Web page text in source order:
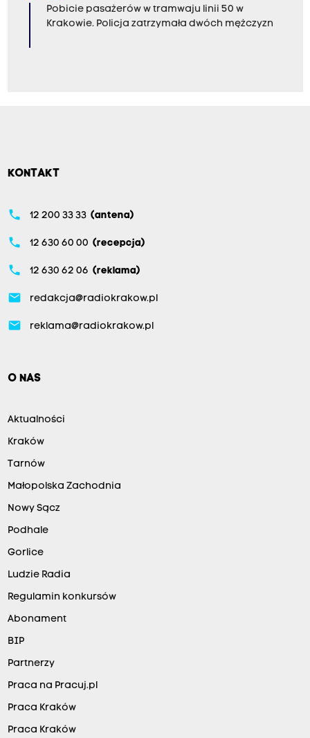
Pobicie pasażerów w tramwaju linii 50 w
Krakowie. Policja zatrzymała dwóch mężczyzn
KONTAKT
phone 12 200 33 33 (antena)
phone 12 630 60 00 (recepcja)
phone 12 630 62 06 (reklama)
email redakcja@radiokrakow.pl
email reklama@radiokrakow.pl
O NAS
Aktualności
Kraków
Tarnów
Małopolska Zachodnia
Nowy Sącz
Podhale
Gorlice
Ludzie Radia
Regulamin konkursów
Abonament
BIP
Partnerzy
Praca na Pracuj.pl
Praca Kraków
Praca Kraków